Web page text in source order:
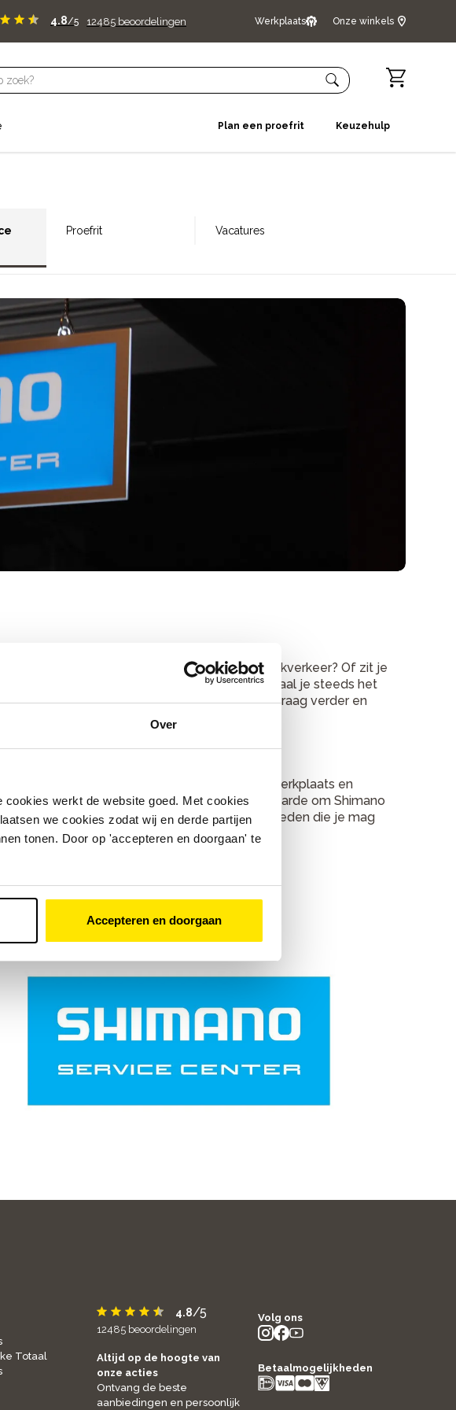
Over
werkt de website goed. Met cookies
we cookies zodat wij en derde partijen
tonen. Door op 'accepteren en doorgaan' te
Accepteren en doorgaan
4.8/5 12485 beoordelingen Werkplaats Onze winkels
Plan een proefrit Keuzehulp
Proefrit Vacatures
de e-bike vrijwel dagelijks voor het woon-werkverkeer? Of zit je
aan het onderhoud van je fiets. Alleen zo haal je steeds het
de allernieuwste. Onze mensen helpen je graag verder en
durven te stellen? De monteurs uit de werkplaats en
Deze voortdurende opleiding is een voorwaarde om Shimano
kunnen we jou de uitstekende service bieden die je mag
regelmatig controles uit.
Totaal
4.8/5
12485 beoordelingen
Altijd op de hoogte van
onze acties
Ontvang de beste
aanbiedingen en persoonlijk
Volg ons
instagram
facebook
Betaalmogelijkheden